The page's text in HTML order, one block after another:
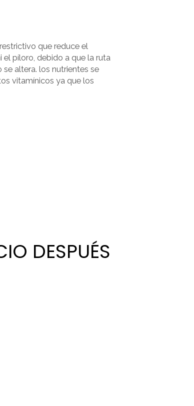
que reduce el
píloro, debido a que la ruta
altera. los nutrientes se
vitamínicos ya que los
DESPUÉS